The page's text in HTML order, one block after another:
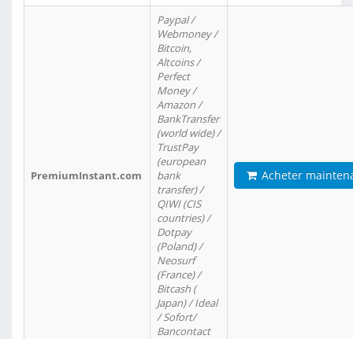
PremiumInstant.com
Paypal /
Webmoney /
Bitcoin,
Altcoins /
Perfect
Money /
Amazon /
BankTransfer
(world wide) /
TrustPay
(european
bank
transfer) /
QIWI (CIS
countries) /
Dotpay
(Poland) /
Neosurf
(France) /
Bitcash (
Japan) / Ideal
/ Sofort/
Bancontact
Acheter